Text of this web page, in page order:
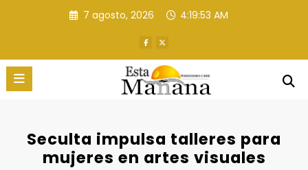
7 agosto, 2026 4:19:55 AM
Seculta impulsa talleres para
mujeres en artes visuales